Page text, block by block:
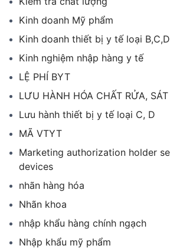
Kinh doanh Mỹ phẩm
Kinh doanh thiết bị y tế loại
Kinh nghiệm nhập hàng y tế
LỆ PHÍ BYT
LƯU HÀNH HÓA CHẤT RỬA,
Lưu hành thiết bị y tế loại C, D
MÃ VTYT
Marketing authorization holder
devices
nhãn hàng hóa
Nhãn khoa
nhập khẩu hàng chính ngạch
Nhập khẩu mỹ phẩm